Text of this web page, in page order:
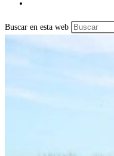
Buscar en esta web